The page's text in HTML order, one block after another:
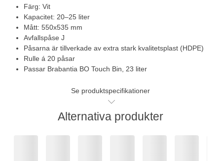
Färg: Vit
Kapacitet: 20–25 liter
Mått: 550x535 mm
Avfallspåse J
Påsarna är tillverkade av extra stark kvalitetsplast (HDPE)
Rulle á 20 påsar
Passar Brabantia BO Touch Bin, 23 liter
Se produktspecifikationer
Alternativa produkter